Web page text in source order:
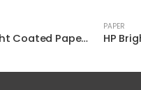
HP Heavyweight Coated Paper D9R33A
PAPER